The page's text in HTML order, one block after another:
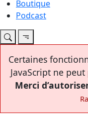
Boutique
Podcast
Certaines
JavaScript ne
Merci